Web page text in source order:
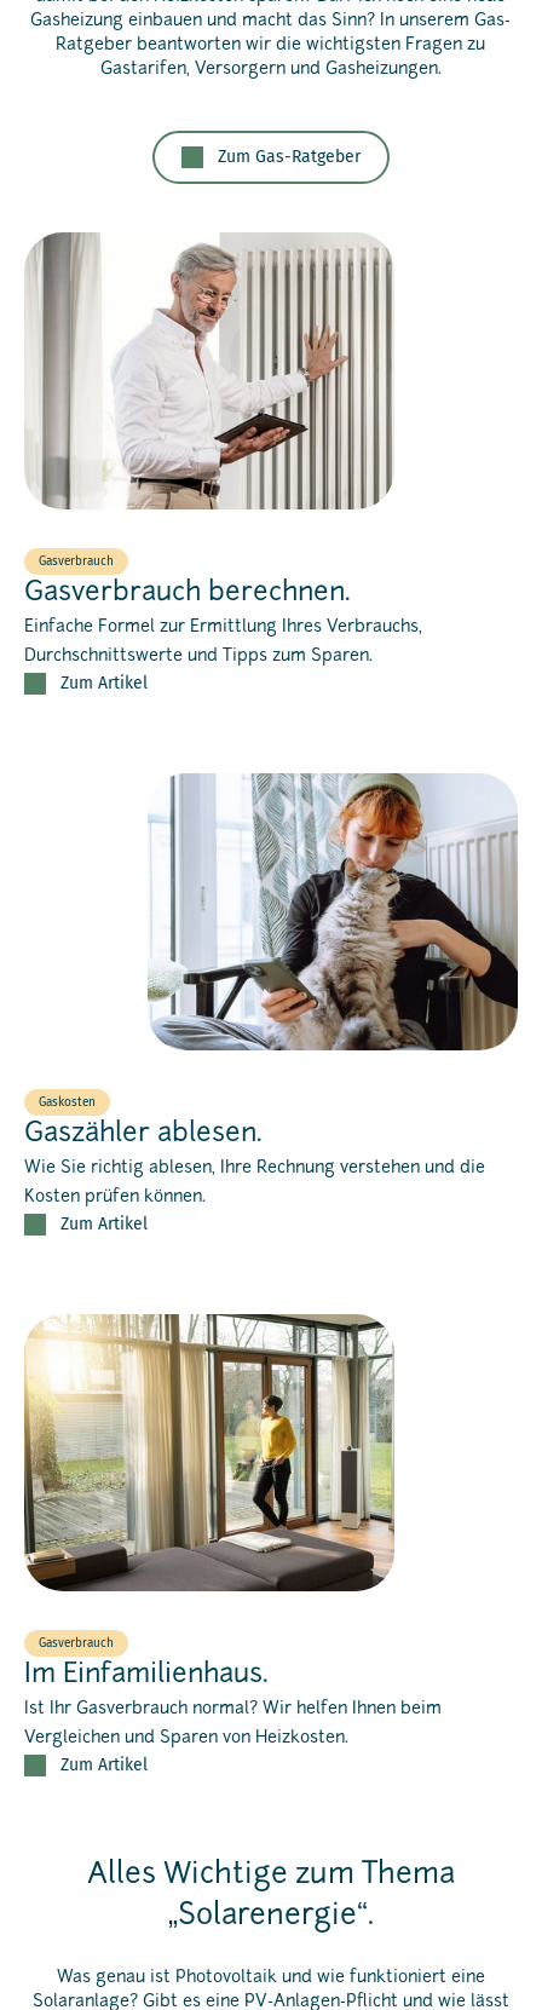
Gasheizung einbauen und macht das Sinn? In unserem Gas-
Ratgeber beantworten wir die wichtigsten Fragen zu
Gastarifen, Versorgern und Gasheizungen.
Zum Gas-Ratgeber
Gasverbrauch
Gasverbrauch berechnen.
Einfache Formel zur Ermittlung Ihres Verbrauchs,
Durchschnittswerte und Tipps zum Sparen.
Zum Artikel
Gaskosten
Gaszähler ablesen.
Wie Sie richtig ablesen, Ihre Rechnung verstehen und die
Kosten prüfen können.
Zum Artikel
Gasverbrauch
Im Einfamilienhaus.
Ist Ihr Gasverbrauch normal? Wir helfen Ihnen beim
Vergleichen und Sparen von Heizkosten.
Zum Artikel
Alles Wichtige zum Thema
„Solarenergie“.
Was genau ist Photovoltaik und wie funktioniert eine
Solaranlage? Gibt es eine PV-Anlagen-Pflicht und wie lässt